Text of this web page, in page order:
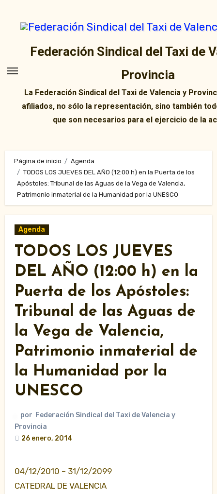
contenido
Federación Sindical del Taxi de
Provincia
La Federación Sindical del Taxi de Valencia y
afiliados, no sólo la representación, sino también
que son necesarios para el ejercicio de la
Página de inicio
Agenda
TODOS LOS JUEVES DEL AÑO (12:00 h) en la Puerta de los
Apóstoles: Tribunal de las Aguas de la Vega de Valencia,
Patrimonio inmaterial de la Humanidad por la UNESCO
Agenda
TODOS LOS JUEVES
DEL AÑO (12:00 h) en la
Puerta de los Apóstoles:
Tribunal de las Aguas de
la Vega de Valencia,
Patrimonio inmaterial de
la Humanidad por la
UNESCO
por Federación Sindical del Taxi de Valencia y
Provincia
26 enero, 2014
04/12/2010 – 31/12/2099
CATEDRAL DE VALENCIA